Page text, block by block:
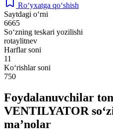
Ro‘yxatga qo‘shish
Saytdagi o‘rni
6665
So‘zning teskari yozilishi
rotaylitnev
Harflar soni
11
Ko‘rishlar soni
750
Foydalanuvchilar
VENTILYATOR
ma’nolar